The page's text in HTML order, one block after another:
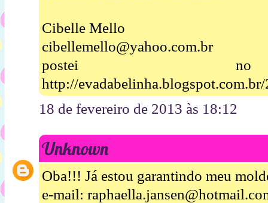
Cibelle Mello
cibellemello@yahoo.com.br
postei
http://
18 de fevereiro de 2013 às 18:12
Unknown
Oba!!! Já estou garantindo meu
e-mail: